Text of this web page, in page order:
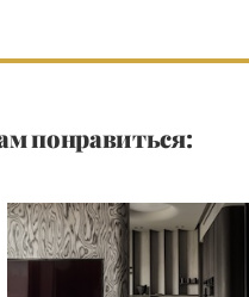
понравиться: